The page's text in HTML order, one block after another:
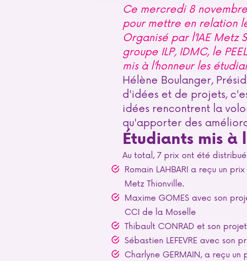
Ce mercredi 8
pour mettre en relation
Organisé par l’IAE
groupe ILP, IDMC, le
mis à l’honneur les
Hélène Boulanger,
d'idées et de projets,
idées rencontrent la
qu'apporter des
Étudiants mis à
Au total, 7 prix ont été
Romain LAHBARI a reçu un
Metz Thionville.
Maxime GOMES avec son
CCI de la Moselle
Thibault CONRAD et son
Sébastien LEFEVRE avec son
Charlyne GERMAIN, a reçu